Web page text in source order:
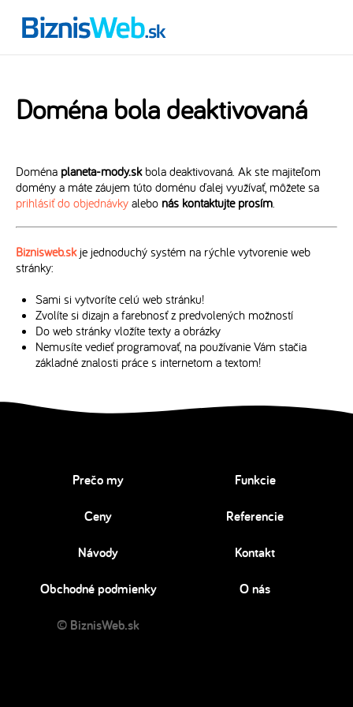
Doména bola deaktivovaná
Doména planeta-mody.skbola deaktivovaná. Ak ste majiteľom
domény a máte záujem túto doménu ďalej využívať, môžete sa
prihlásiť do objednávky alebo nás kontaktujte prosím.
Biznisweb.skje jednoduchý systém na rýchle vytvorenie web
stránky:
Sami si vytvoríte celú web stránku!
Zvolíte si dizajn a farebnosť z predvolených možností
Do web stránky vložíte texty a obrázky
Nemusíte vedieť programovať, na používanie Vám stačia
základné znalosti práce s internetom a textom!
Prečo my Funkcie
Ceny Referencie
Návody Kontakt
Obchodné podmienky O nás
© BiznisWeb.sk